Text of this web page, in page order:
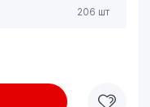
206 шт